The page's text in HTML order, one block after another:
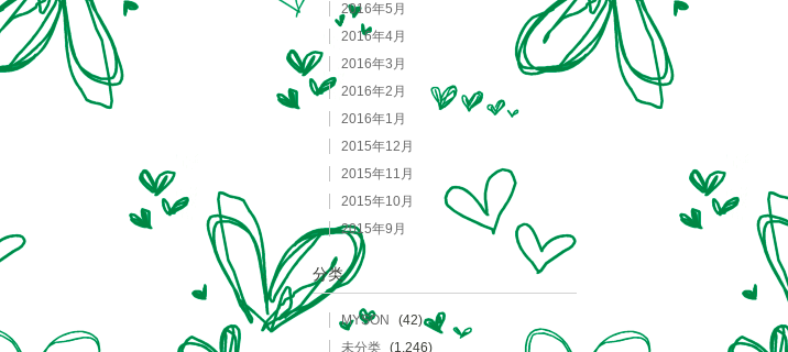
2016年5月
2016年4月
2016年3月
2016年2月
2016年1月
2015年12月
2015年11月
2015年10月
2015年9月
分类
MYSON
(42)
未分类 (1,246)